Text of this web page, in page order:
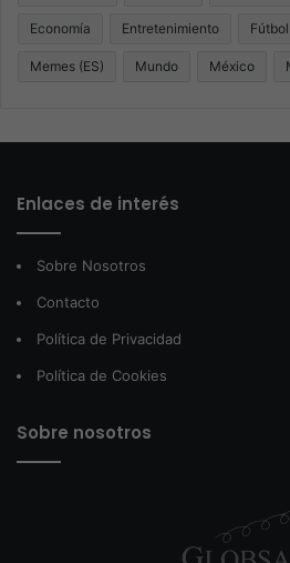
Economía Entretenimiento Fútbol
Memes (ES) Mundo México
Enlaces de interés
Sobre Nosotros
Contacto
Política de Privacidad
Política de Cookies
Sobre nosotros